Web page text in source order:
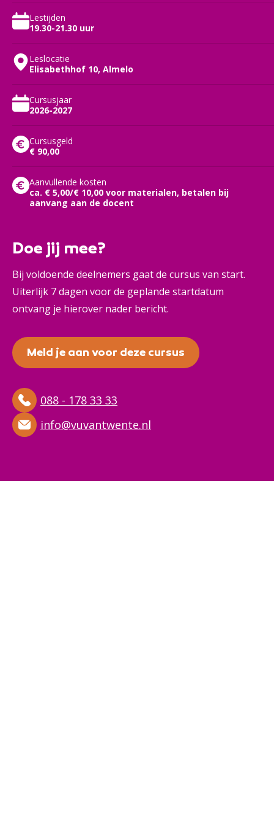
Lestijden
19.30-21.30 uur
Leslocatie
Elisabethhof 10, Almelo
Cursusjaar
2026-2027
Cursusgeld
€ 90,00
Aanvullende kosten
ca. € 5,00/€ 10,00 voor materialen, betalen bij
aanvang aan de docent
Doe jij mee?
Bij voldoende deelnemers gaat de cursus van start.
Uiterlijk 7 dagen voor de geplande startdatum
ontvang je hierover nader bericht.
Meld je aan voor deze cursus
088 - 178 33 33
info@vuvantwente.nl